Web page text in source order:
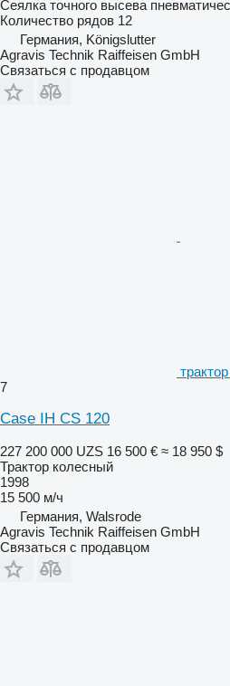
Сеялка точного высева
Количество рядов 12
Германия, Königslutter
Agravis Technik Raiffeisen GmbH
Связаться с продавцом
7
Case IH CS 120
227 200 000 UZS 16 500 € ≈ 18 950 $
Трактор колесный
1998
15 500 м/ч
Германия, Walsrode
Agravis Technik Raiffeisen GmbH
Связаться с продавцом